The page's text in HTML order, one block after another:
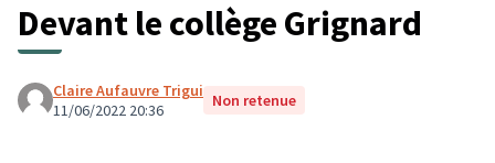
Devant le collège Grignard
Claire Aufauvre Trigui
11/06/2022 20:36
Non retenue